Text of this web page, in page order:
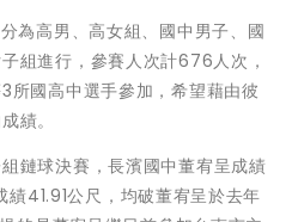
為高男、高女組、國中男子、國
組進行，參賽人次計676人次，
所國高中選手參加，希望藉由彼
績。
鏈球決賽，長濱國中董宥呈成績
41.91公尺，均破董宥呈於去年